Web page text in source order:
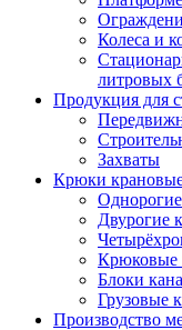
Колеса и
литровых
Продукция для
Захваты
Крюки
Двурогие
Крюковые
Блоки
Грузовые
Производство